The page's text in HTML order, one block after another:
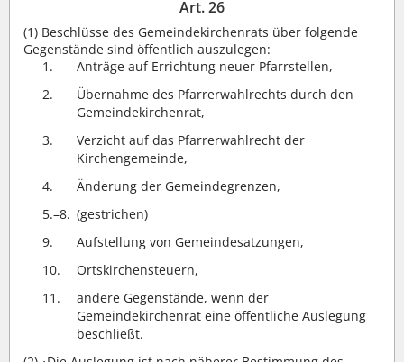
Art. 26
(1) Beschlüsse des Gemeindekirchenrats über folgende
Gegenstände sind öffentlich auszulegen:
1.
Anträge auf Errichtung neuer Pfarrstellen,
2.
Übernahme des Pfarrerwahlrechts durch den
Gemeindekirchenrat,
3.
Verzicht auf das Pfarrerwahlrecht der
Kirchengemeinde,
4.
Änderung der Gemeindegrenzen,
5.–8. (gestrichen)
9.
Aufstellung von Gemeindesatzungen,
10.
Ortskirchensteuern,
11.
andere Gegenstände, wenn der
Gemeindekirchenrat eine öffentliche Auslegung
beschließt.